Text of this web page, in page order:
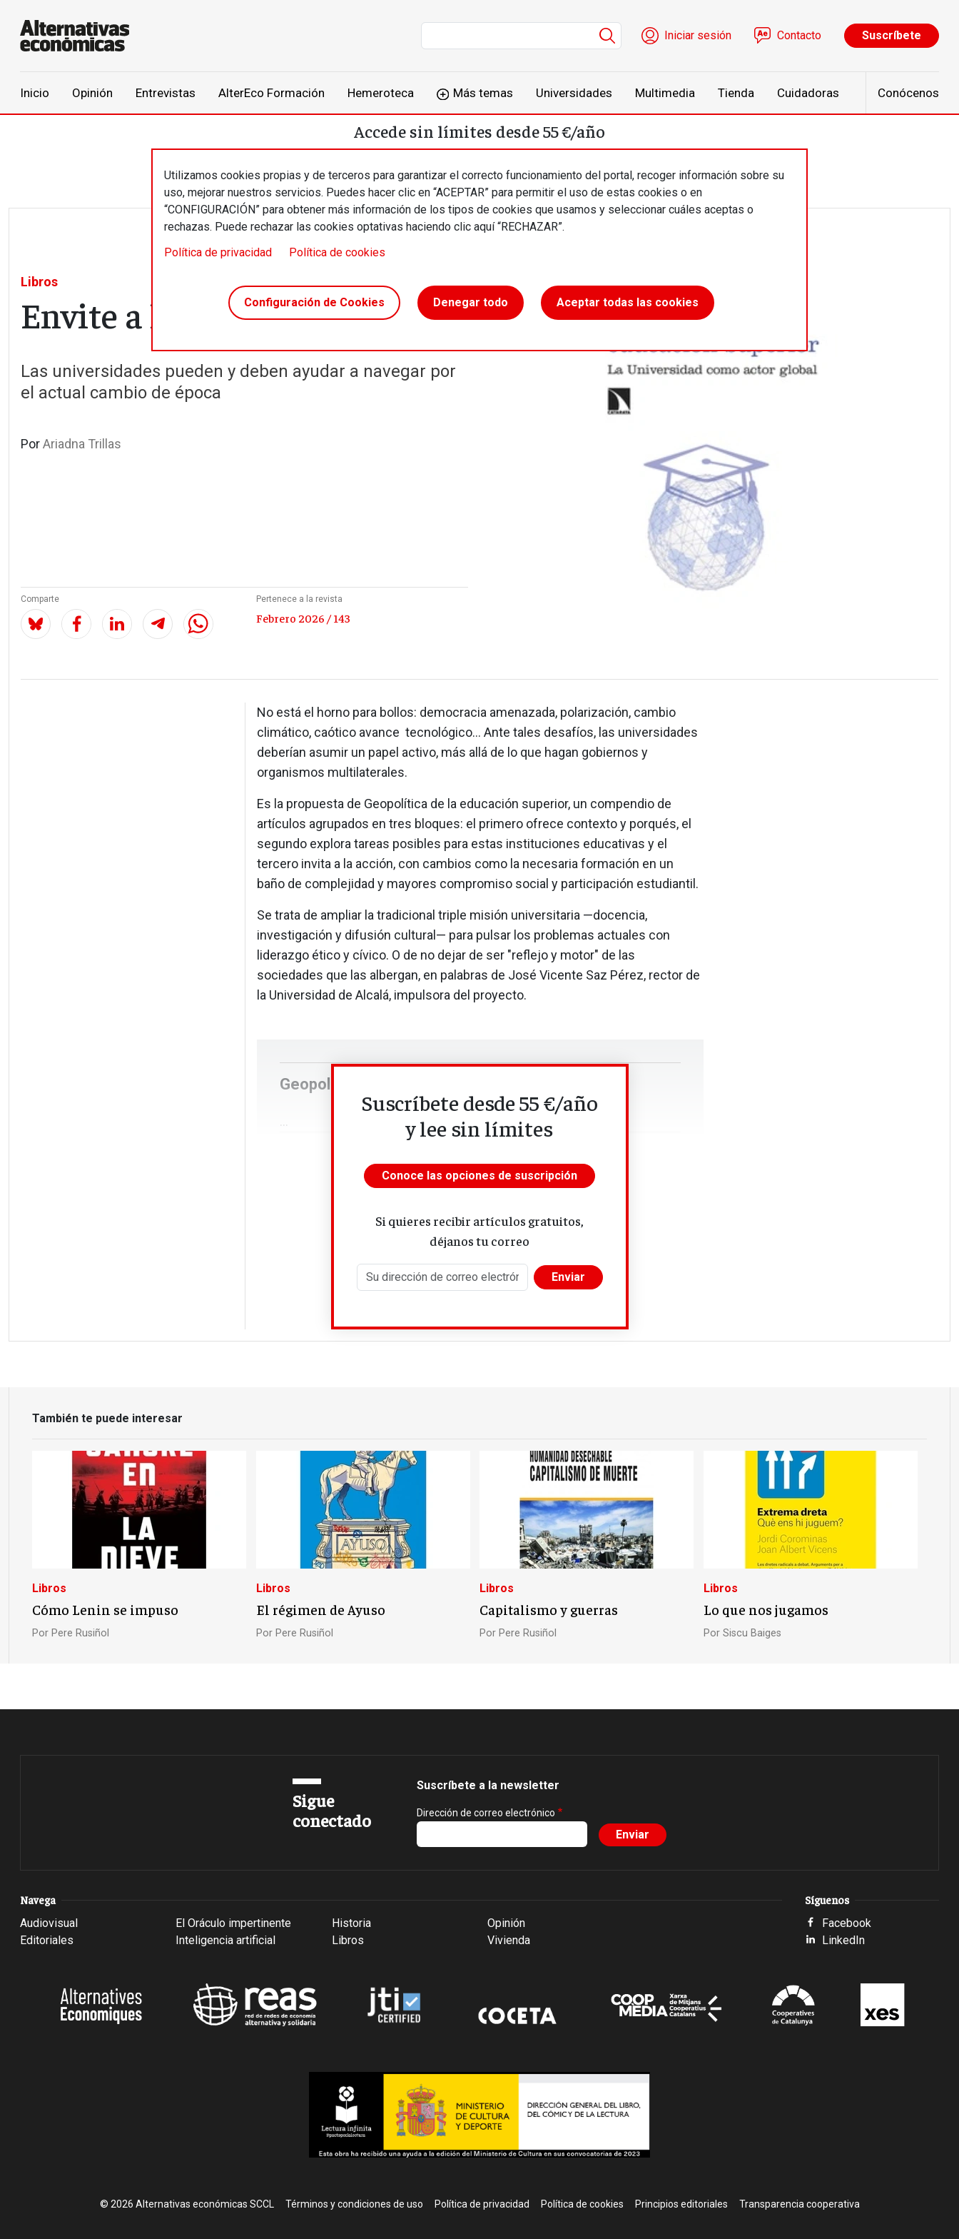
Menú de cuenta de usuario
Iniciar sesión Contacto Suscríbete
Inicio Opinión Entrevistas AlterEco Formación Hemeroteca Más temas Universidades Multimedia Tienda Cuidadoras Conócenos
Utilizamos cookies propias y de terceros para garantizar el correcto funcionamiento del portal, recoger información sobre su
uso, mejorar nuestros servicios. Puedes hacer clic en “ACEPTAR” para permitir el uso de estas cookies o en
“CONFIGURACIÓN” para obtener más información de los tipos de cookies que usamos y seleccionar cuáles aceptas o
rechazas. Puede rechazar las cookies optativas haciendo clic aquí “RECHAZAR”.
Política de privacidad
Política de cookies
Configuración de Cookies Denegar todo Aceptar todas las cookies
Accede sin límites desde 55 €/año
Libros
Envite a la Universidad
Las universidades pueden y deben ayudar a navegar por
el actual cambio de época
PorAriadna Trillas
Comparte Pertenece a la revista
Febrero 2026 / 143
No está el horno para bollos: democracia amenazada, polarización, cambio
climático, caótico avance tecnológico... Ante tales desafíos, las universidades
deberían asumir un papel activo, más allá de lo que hagan gobiernos y
organismos multilaterales.
Es la propuesta de Geopolítica de la educación superior, un compendio de
artículos agrupados en tres bloques: el primero ofrece contexto y porqués, el
segundo explora tareas posibles para estas instituciones educativas y el
tercero invita a la acción, con cambios como la necesaria formación en un
baño de complejidad y mayores compromiso social y participación estudiantil.
Se trata de ampliar la tradicional triple misión universitaria —docencia,
investigación y difusión cultural— para pulsar los problemas actuales con
liderazgo ético y cívico. O de no dejar de ser "reflejo y motor" de las
sociedades que las albergan, en palabras de José Vicente Saz Pérez, rector de
la Universidad de Alcalá, impulsora del proyecto.
Geopolítica de la educación superior
...
Suscríbete desde 55 €/año
y lee sin límites
Conoce las opciones de suscripción
Si quieres recibir artículos gratuitos,
déjanos tu correo
También te puede interesar
Libros
Cómo Lenin se impuso
Por Pere Rusiñol
Libros
El régimen de Ayuso
Por Pere Rusiñol
Libros
Capitalismo y guerras
Por Pere Rusiñol
Libros
Lo que nos jugamos
Por Siscu Baiges
Sigue
conectado
Suscríbete a la newsletter
Dirección de correo electrónico
Navega
Audiovisual
Editoriales
El Oráculo impertinente
Inteligencia artificial
Historia
Libros
Opinión
Vivienda
Síguenos
Facebook
LinkedIn
© 2026 Alternativas económicas SCCL Footer
Términos y condiciones de uso Política de privacidad Política de cookies Principios editoriales Transparencia cooperativa